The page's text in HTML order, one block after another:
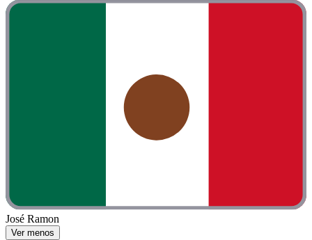
José Ramon
Ver menos